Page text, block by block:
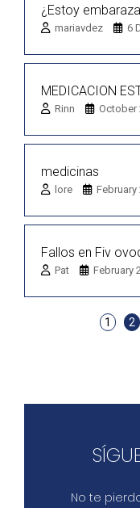
¿Estoy
mariavdez 6
MEDICACION
Rinn October
medicinas
lore February
Fallos en Fiv
Pat February
1 2
No te